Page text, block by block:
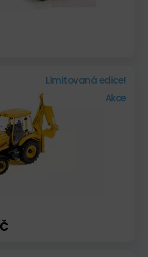
Limitovaná edice!
Akce